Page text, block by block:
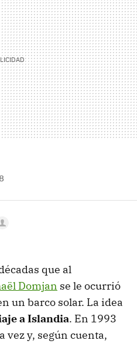
que al
Domjan se le ocurrió
un barco solar. La idea
a Islandia. En 1993
y, según cuenta,